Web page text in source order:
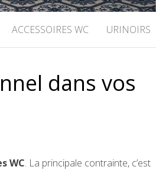
ACCESSOIRES WC URINOIRS
dans vos
WC. La principale contrainte, c’est